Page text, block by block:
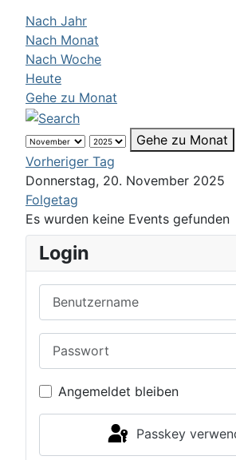
Nach Jahr
Nach Monat
Nach Woche
Heute
Gehe zu Monat
Gehe zu Monat
Vorheriger Tag
Donnerstag, 20. November 2025
Folgetag
Es wurden keine Events gefunden
Login
Angemeldet bleiben
Passkey